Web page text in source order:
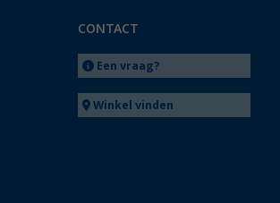
CONTACT
Een vraag?
Winkel vinden